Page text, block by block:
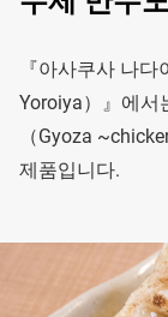
『아사쿠사 나
Yoroiya）』에서
（Gyoza
제품입니다.